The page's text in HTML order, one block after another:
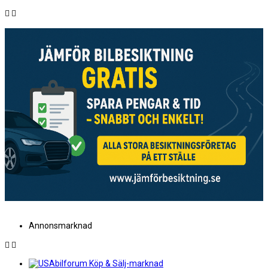
Annonsmarknad